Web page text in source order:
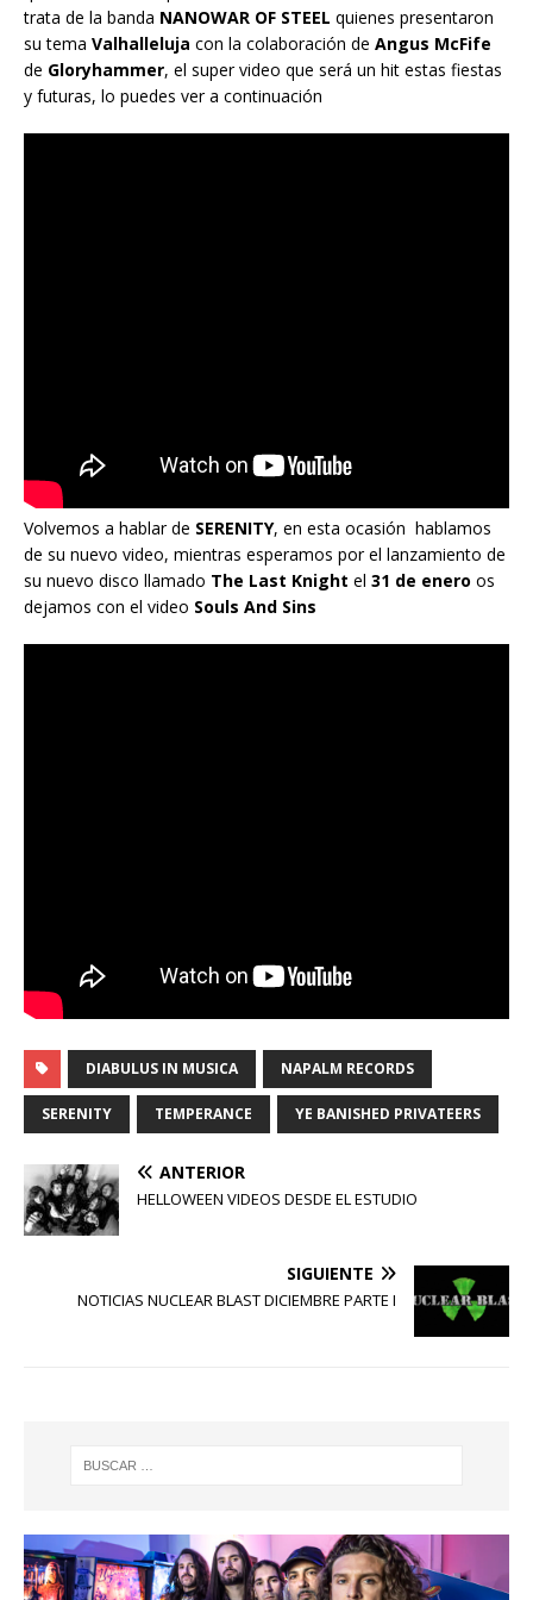
trata de la banda NANOWAR OF STEEL quienes presentaron
su tema Valhalleluja con la colaboración de Angus McFife
de Gloryhammer, el super video que será un hit estas fiestas
y futuras, lo puedes ver a continuación
Volvemos a hablar de SERENITY, en esta ocasión hablamos
de su nuevo video, mientras esperamos por el lanzamiento de
su nuevo disco llamado The Last Knight el 31 de enero os
dejamos con el video Souls And Sins
DIABULUS IN MUSICA NAPALM RECORDS
SERENITY TEMPERANCE YE BANISHED PRIVATEERS
ANTERIOR
HELLOWEEN VIDEOS DESDE EL ESTUDIO
SIGUIENTE
NOTICIAS NUCLEAR BLAST DICIEMBRE PARTE I